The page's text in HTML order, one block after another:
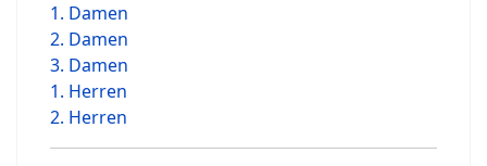
1. Damen
2. Damen
3. Damen
1. Herren
2. Herren